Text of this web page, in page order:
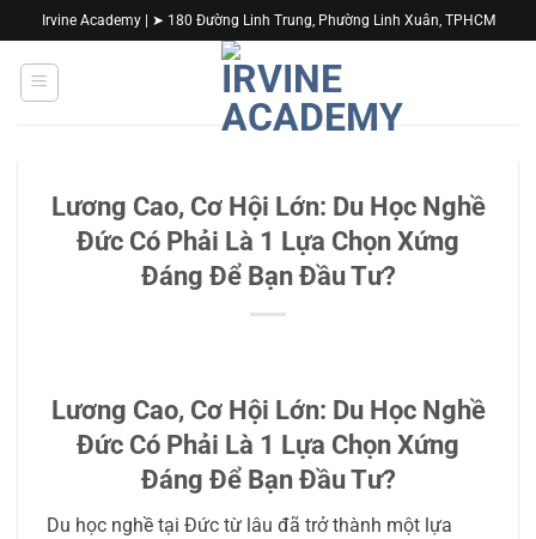
qua
nội
dung
Irvine Academy | ➤ 180 Đường Linh Trung, Phường Linh Xuân, TPHCM
Lương Cao, Cơ Hội Lớn: Du Học Nghề
Đức Có Phải Là 1 Lựa Chọn Xứng
Đáng Để Bạn Đầu Tư?
Lương Cao, Cơ Hội Lớn: Du Học Nghề
Đức Có Phải Là 1 Lựa Chọn Xứng
Đáng Để Bạn Đầu Tư?
Du học nghề tại Đức từ lâu đã trở thành một lựa